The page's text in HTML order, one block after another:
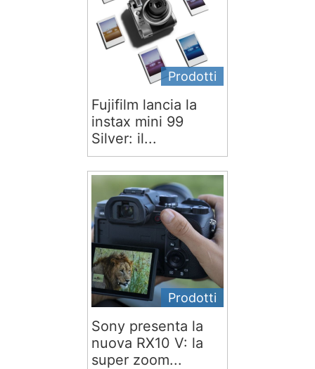
Prodotti
Fujifilm lancia la
instax mini 99
Silver: il...
Prodotti
Sony presenta la
nuova RX10 V: la
super zoom...